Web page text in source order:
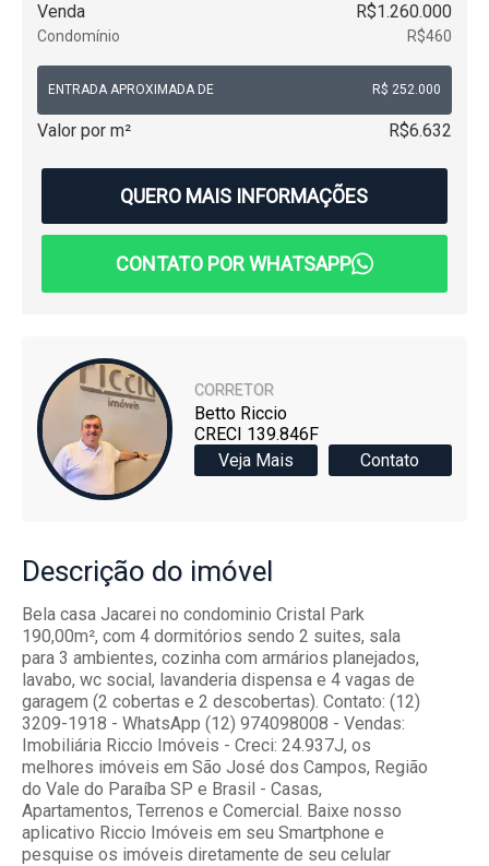
Venda R$1.260.000
Condomínio R$460
ENTRADA APROXIMADA DE R$ 252.000
Valor por m² R$6.632
QUERO MAIS INFORMAÇÕES
CONTATO POR WHATSAPP
CORRETOR
Betto Riccio
CRECI 139.846F
Veja Mais
Contato
Descrição do imóvel
Bela casa Jacarei no condominio Cristal Park
190,00m², com 4 dormitórios sendo 2 suites, sala
para 3 ambientes, cozinha com armários planejados,
lavabo, wc social, lavanderia dispensa e 4 vagas de
garagem (2 cobertas e 2 descobertas). Contato: (12)
3209-1918 - WhatsApp (12) 974098008 - Vendas:
Imobiliária Riccio Imóveis - Creci: 24.937J, os
melhores imóveis em São José dos Campos, Região
do Vale do Paraíba SP e Brasil - Casas,
Apartamentos, Terrenos e Comercial. Baixe nosso
aplicativo Riccio Imóveis em seu Smartphone e
pesquise os imóveis diretamente de seu celular